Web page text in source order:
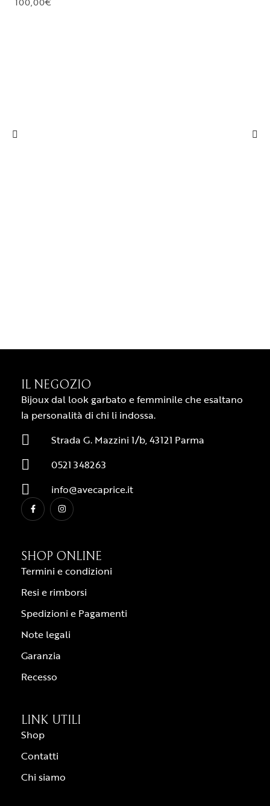
IL NEGOZIO
Bijoux dal look garbato e femminile che esaltano
la personalità di chi li indossa.
Strada G. Mazzini 1/b, 43121 Parma
0521 348263
info@avecaprice.it
SHOP ONLINE
Termini e condizioni
Resi e rimborsi
Spedizioni e Pagamenti
Note legali
Garanzia
Recesso
LINK UTILI
Shop
Contatti
Chi siamo